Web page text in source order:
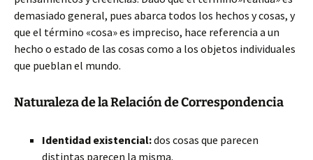
demasiado general, pues abarca todos los hechos y cosas, y
que el término «cosa» es impreciso, hace referencia a un
hecho o estado de las cosas como a los objetos individuales
que pueblan el mundo.
Naturaleza de la Relación de Correspondencia
Identidad existencial:dos cosas que parecen
distintas parecen la misma.